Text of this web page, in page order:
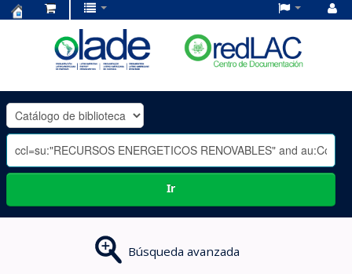
OLADE
-
Ir
Búsqueda avanzada